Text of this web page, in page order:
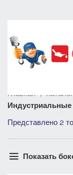
Главная
Представлено 2
Показать